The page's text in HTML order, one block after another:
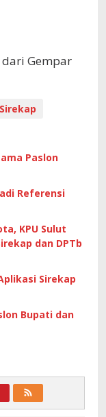
Gempar
Sirekap
Paslon
Referensi
KPU Sulut
dan DPTb
Sirekap
Bupati dan